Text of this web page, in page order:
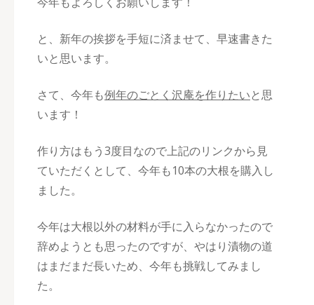
と、新年の挨拶を手短に済ませて、早速書きた
いと思います。
さて、今年も例年のごとく沢庵を作りたいと思
います！
作り方はもう3度目なので上記のリンクから見
ていただくとして、今年も10本の大根を購入し
ました。
今年は大根以外の材料が手に入らなかったので
辞めようとも思ったのですが、やはり漬物の道
はまだまだ長いため、今年も挑戦してみまし
た。